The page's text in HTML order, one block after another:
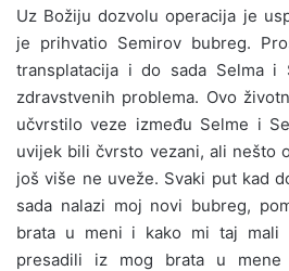
Uz Božiju dozvolu operacija je
je prihvatio Semirov bubreg.
transplatacija i do sada Selma i
zdravstvenih problema. Ovo
učvrstilo veze između Selme i
uvijek bili čvrsto vezani, ali nešto
još više ne uveže. Svaki put kad
sada nalazi moj novi bubreg,
brata u meni i kako mi taj mali
presadili iz mog brata u